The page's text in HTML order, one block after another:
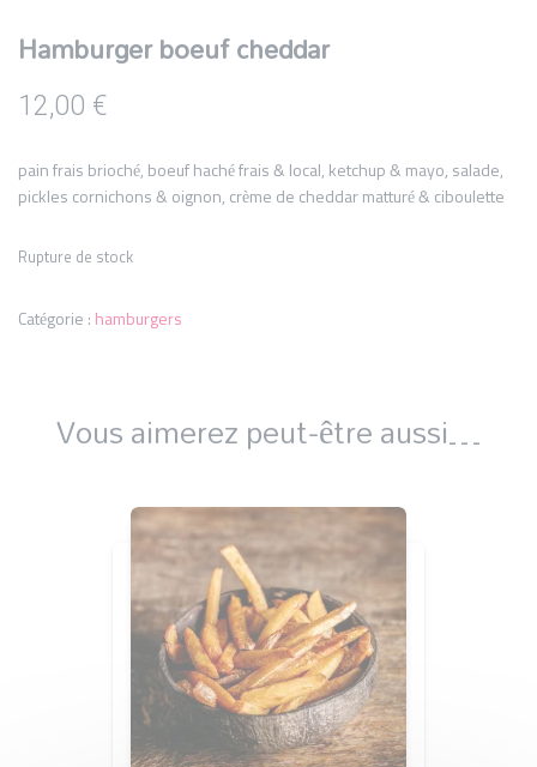
Hamburger boeuf cheddar
12,00 €
pain frais brioché, boeuf haché frais & local , ketchup & mayo, salade,
pickles cornichons & oignon, crème de cheddar matturé & ciboulette
Rupture de stock
Catégorie : hamburgers
Vous aimerez peut-être aussi…